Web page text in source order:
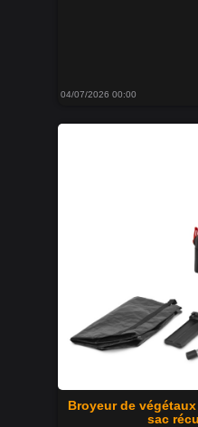
04/07/2026 00:00
Broyeur de
sac